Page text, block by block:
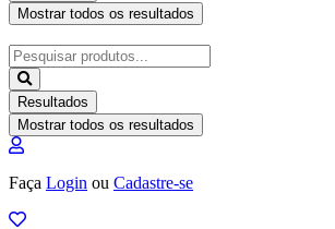
Mostrar todos os resultados
Pesquisar
...
Resultados
Mostrar todos os resultados
Faça Login ou Cadastre-se